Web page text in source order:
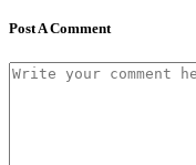
Post A Comment